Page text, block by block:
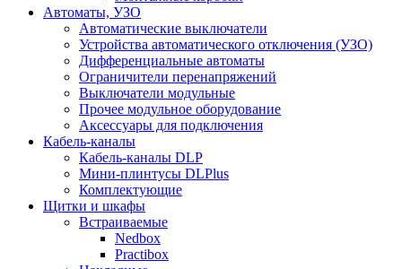
Автоматы, УЗО
Автоматические выключатели
Устройства автоматического отключения (УЗО)
Дифференциальные автоматы
Ограничители перенапряжений
Выключатели модульные
Прочее модульное оборудование
Аксессуары для подключения
Кабель-каналы
Кабель-каналы DLP
Мини-плинтусы DLPlus
Комплектующие
Щитки и шкафы
Встраиваемые
Nedbox
Practibox